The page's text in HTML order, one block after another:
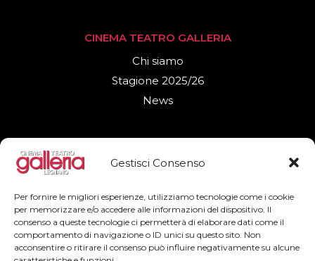
Gestisci Consenso
Per fornire le migliori esperienze, utilizziamo tecnologie come i cookie
per memorizzare e/o accedere alle informazioni del dispositivo. Il
consenso a queste tecnologie ci permetterà di elaborare dati come il
comportamento di navigazione o ID unici su questo sito. Non
acconsentire o ritirare il consenso può influire negativamente su alcune
CINEMA TEATRO GALLERIA
Chi siamo
Stagione 2025/26
News
Cookies Policy
SEGUICI